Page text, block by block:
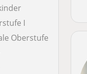
I
Oberstufe